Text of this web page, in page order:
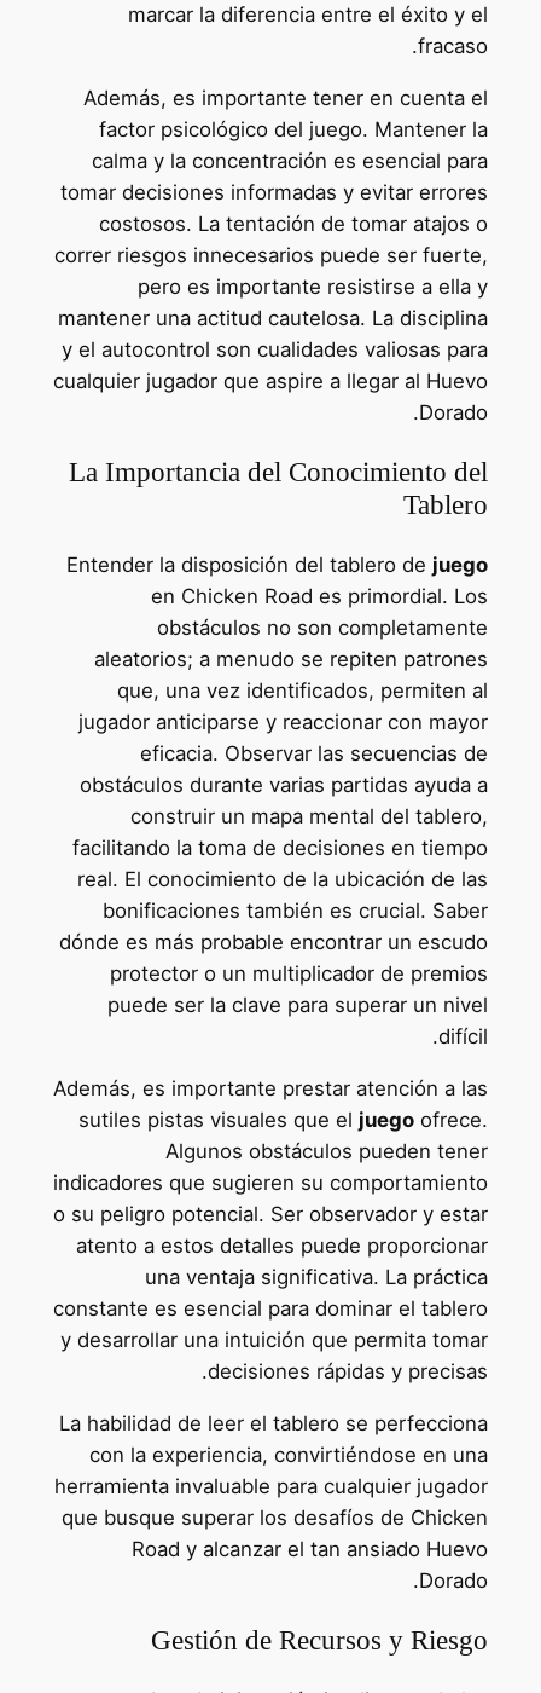
marcar la diferencia entre el éxito y el
fracaso.
Además, es importante tener en cuenta el
factor psicológico del juego. Mantener la
calma y la concentración es esencial para
tomar decisiones informadas y evitar errores
costosos. La tentación de tomar atajos o
correr riesgos innecesarios puede ser fuerte,
pero es importante resistirse a ella y
mantener una actitud cautelosa. La disciplina
y el autocontrol son cualidades valiosas para
cualquier jugador que aspire a llegar al Huevo
Dorado.
La Importancia del Conocimiento del
Tablero
Entender la disposición del tablero de juego
en Chicken Road es primordial. Los
obstáculos no son completamente
aleatorios; a menudo se repiten patrones
que, una vez identificados, permiten al
jugador anticiparse y reaccionar con mayor
eficacia. Observar las secuencias de
obstáculos durante varias partidas ayuda a
construir un mapa mental del tablero,
facilitando la toma de decisiones en tiempo
real. El conocimiento de la ubicación de las
bonificaciones también es crucial. Saber
dónde es más probable encontrar un escudo
protector o un multiplicador de premios
puede ser la clave para superar un nivel
difícil.
Además, es importante prestar atención a las
sutiles pistas visuales que el juego ofrece.
Algunos obstáculos pueden tener
indicadores que sugieren su comportamiento
o su peligro potencial. Ser observador y estar
atento a estos detalles puede proporcionar
una ventaja significativa. La práctica
constante es esencial para dominar el tablero
y desarrollar una intuición que permita tomar
decisiones rápidas y precisas.
La habilidad de leer el tablero se perfecciona
con la experiencia, convirtiéndose en una
herramienta invaluable para cualquier jugador
que busque superar los desafíos de Chicken
Road y alcanzar el tan ansiado Huevo
Dorado.
Gestión de Recursos y Riesgo